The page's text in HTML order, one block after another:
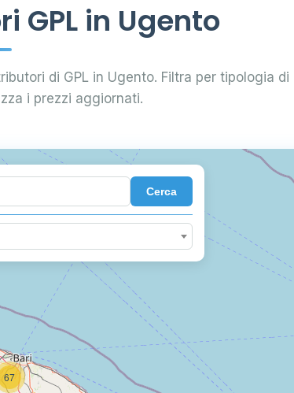
GPL in Ugento
di GPL in Ugento. Filtra per tipologia di
i prezzi aggiornati.
Cerca
67